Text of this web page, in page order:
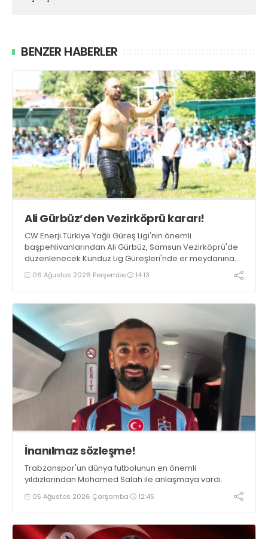
BENZER HABERLER
Ali Gürbüz’den Vezirköprü kararı!
CW Enerji Türkiye Yağlı Güreş Ligi'nin önemli
başpehlivanlarından Ali Gürbüz, Samsun Vezirköprü'de
düzenlenecek Kunduz Lig Güreşleri'nde er meydanına
çıkmayacak.
06 Ağustos 2026 Perşembe 14:13
İnanılmaz sözleşme!
Trabzonspor'un dünya futbolunun en önemli
yıldızlarından Mohamed Salah ile anlaşmaya vardı.
05 Ağustos 2026 Çarşamba 12:45